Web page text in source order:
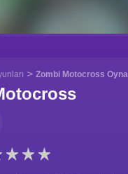
> Zombi Motocross Oyna